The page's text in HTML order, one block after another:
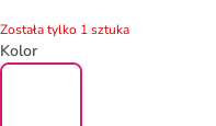
Została tylko 1 sztuka
Kolor